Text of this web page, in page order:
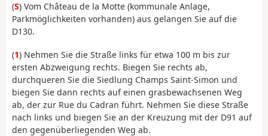
(S) Vom Château de la Motte (kommunale Anlage,
Parkmöglichkeiten vorhanden) aus gelangen Sie auf die
D130.
(1) Nehmen Sie die Straße links für etwa 100 m bis zur
ersten Abzweigung rechts. Biegen Sie rechts ab,
durchqueren Sie die Siedlung Champs Saint-Simon und
biegen Sie dann rechts auf einen grasbewachsenen Weg
ab, der zur Rue du Cadran führt. Nehmen Sie diese Straße
nach links und biegen Sie an der Kreuzung mit der D91 auf
den gegenüberliegenden Weg ab.